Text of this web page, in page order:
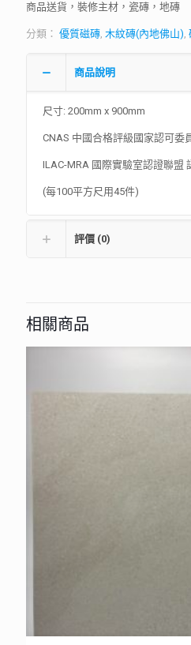
商品送貨，裝修主材，瓷磚，地磚
分類： 優質磁磚, 木紋磚(內地佛山),
商品說明
尺寸: 200mm x 900mm
CNAS 中國合格評級國家認可委
ILAC-MRA 國際實驗室認證聯盟
(每100平方尺用45件)
評價 (0)
相關商品